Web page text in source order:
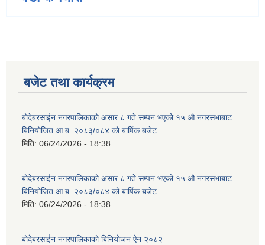
बजेट तथा कार्यक्रम
बोदेबरसाईन नगरपालिकाको असार ८ गते सम्पन भएको १५ ‍‍‍औ नगरसभाबाट
बिनियोजित आ.ब. २०८३/०८४ को बार्षिक बजेट
मिति: 06/24/2026 - 18:38
बोदेबरसाईन नगरपालिकाको असार ८ गते सम्पन भएको १५ ‍‍‍औ नगरसभाबाट
बिनियोजित आ.ब. २०८३/०८४ को बार्षिक बजेट
मिति: 06/24/2026 - 18:38
बोदेबरसाईन नगरपालिकाको बिनियोजन ऐन २०८२